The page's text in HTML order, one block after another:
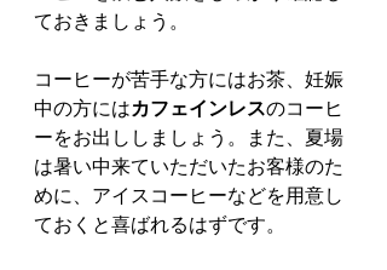
ておきましょう。
コーヒーが苦手な方にはお茶、妊娠
中の方にはカフェインレスのコーヒ
ーをお出ししましょう。また、夏場
は暑い中来ていただいたお客様のた
めに、アイスコーヒーなどを用意し
ておくと喜ばれるはずです。